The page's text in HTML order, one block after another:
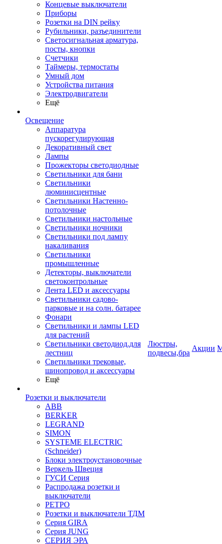
Концевые выключатели
Приборы
Розетки на DIN рейку
Рубильники, разъединители
Светосигнальная арматура,
посты, кнопки
Счетчики
Таймеры, термостаты
Умный дом
Устройства питания
Электродвигатели
Ещё
Освещение
Аппаратура
пускорегулирующая
Декоративный свет
Лампы
Прожекторы светодиодные
Светильники для бани
Светильники
люминисцентные
Светильники Настенно-
потолочные
Светильники настольные
Светильники ночники
Светильники под лампу
накаливания
Светильники
промышленные
Детекторы, выключатели
светоконтрольные
Лента LED и аксессуары
Светильники садово-
парковые и на солн. батарее
Фонари
Светильники и лампы LED
для растений
Светильники светодиод.для
лестниц
Светильники трековые,
шинопровод и аксессуары
Ещё
Розетки и выключатели
ABB
BERKER
LEGRAND
SIMON
SYSTEME ELECTRIC
(Schneider)
Блоки электроустановочные
Веркель Швеция
ГУСИ Серия
Распродажа розетки и
выключатели
РЕТРО
Розетки и выключатели ТДМ
Серия GIRA
Серия JUNG
СЕРИЯ ЭРА
Люстры,
подвесы,бра
Акции